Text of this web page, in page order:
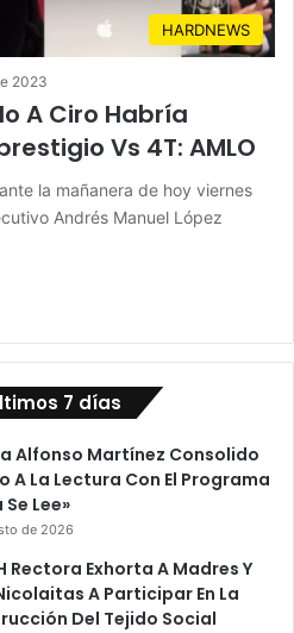
HARDNEWS
2023
A Ciro Habría
Vs 4T: AMLO
la mañanera de hoy viernes
Andrés Manuel López
7 días
Alfonso Martínez Consolido
A La Lectura Con El Programa
Lee»
de 2026
Rectora Exhorta A Madres Y
A Participar En La
Del Tejido Social